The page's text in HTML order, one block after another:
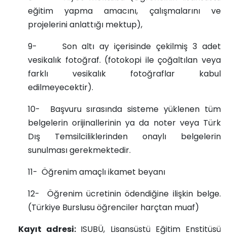
eğitim yapma amacını, çalışmalarını ve
projelerini anlattığı mektup),
9- Son altı ay içerisinde çekilmiş 3 adet
vesikalık fotoğraf. (fotokopi ile çoğaltılan veya
farklı vesikalık fotoğraflar kabul
edilmeyecektir).
10- Başvuru sırasında sisteme yüklenen tüm
belgelerin orijinallerinin ya da noter veya Türk
Dış Temsilciliklerinden onaylı belgelerin
sunulması gerekmektedir.
11- Öğrenim amaçlı ikamet beyanı
12- Öğrenim ücretinin ödendiğine ilişkin belge.
(Türkiye Burslusu öğrenciler harçtan muaf)
Kayıt adresi: ISUBÜ, Lisansüstü Eğitim Enstitüsü